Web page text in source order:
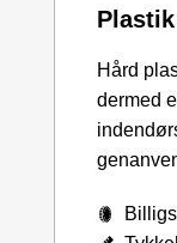
Hård
dermed